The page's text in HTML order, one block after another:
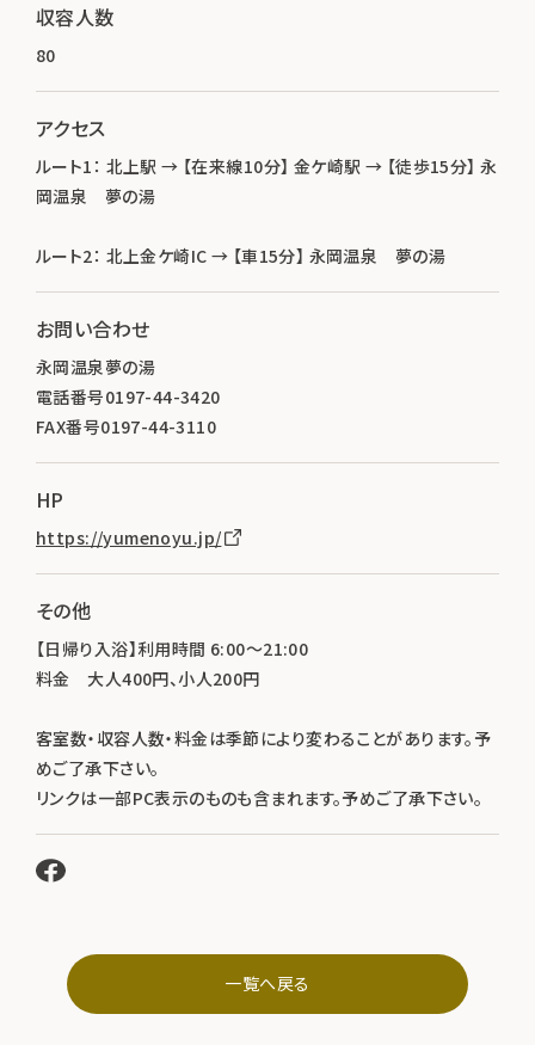
収容人数
80
アクセス
ルート1： 北上駅 → 【在来線10分】 金ケ崎駅 → 【徒歩15分】 永
岡温泉 夢の湯
ルート2： 北上金ケ崎IC → 【車15分】 永岡温泉 夢の湯
お問い合わせ
永岡温泉夢の湯
電話番号0197-44-3420
FAX番号0197-44-3110
HP
https://yumenoyu.jp/
その他
【日帰り入浴】利用時間 6:00～21:00
料金 大人400円、小人200円
客室数・収容人数・料金は季節により変わることがあります。予
めご了承下さい。
リンクは一部PC表示のものも含まれます。予めご了承下さい。
一覧へ戻る